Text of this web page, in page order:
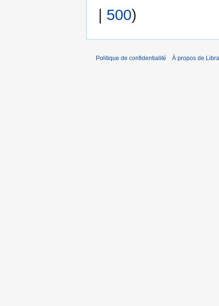
500)
Politique de confidentialité À propos de